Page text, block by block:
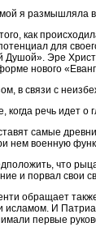
я размышляла в
как
для
Душой». Эре
нового
в связи с
когда речь идет
самые
нем военную
что
и порвал свои
обращает
исламом. И
первые